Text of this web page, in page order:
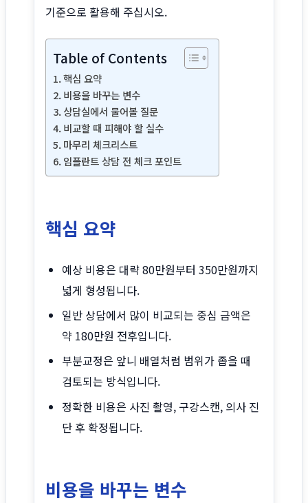
기준으로 활용해 주십시오.
Table of Contents
핵심 요약
비용을 바꾸는 변수
상담실에서 물어볼 질문
비교할 때 피해야 할 실수
마무리 체크리스트
임플란트 상담 전 체크 포인트
핵심 요약
예상 비용은 대략 80만원부터 350만원까지
넓게 형성됩니다.
일반 상담에서 많이 비교되는 중심 금액은
약 180만원 전후입니다.
부분교정은 앞니 배열처럼 범위가 좁을 때
검토되는 방식입니다.
정확한 비용은 사진 촬영, 구강스캔, 의사 진
단 후 확정됩니다.
비용을 바꾸는 변수